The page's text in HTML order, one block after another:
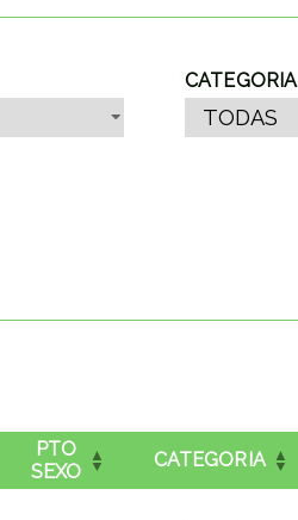
CATEGORIA
PTO
SEXO
CATEGORIA